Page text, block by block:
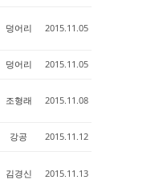
덩어리 2015.11.05
덩어리 2015.11.05
조형래 2015.11.08
강공 2015.11.12
김경신 2015.11.13